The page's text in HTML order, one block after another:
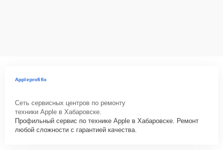
Appleprofifix
Сеть сервисных центров по ремонту
техники Apple в Хабаровске.
Профильный сервис по технике Apple в Хабаровске. Ремонт
любой сложности с гарантией качества.